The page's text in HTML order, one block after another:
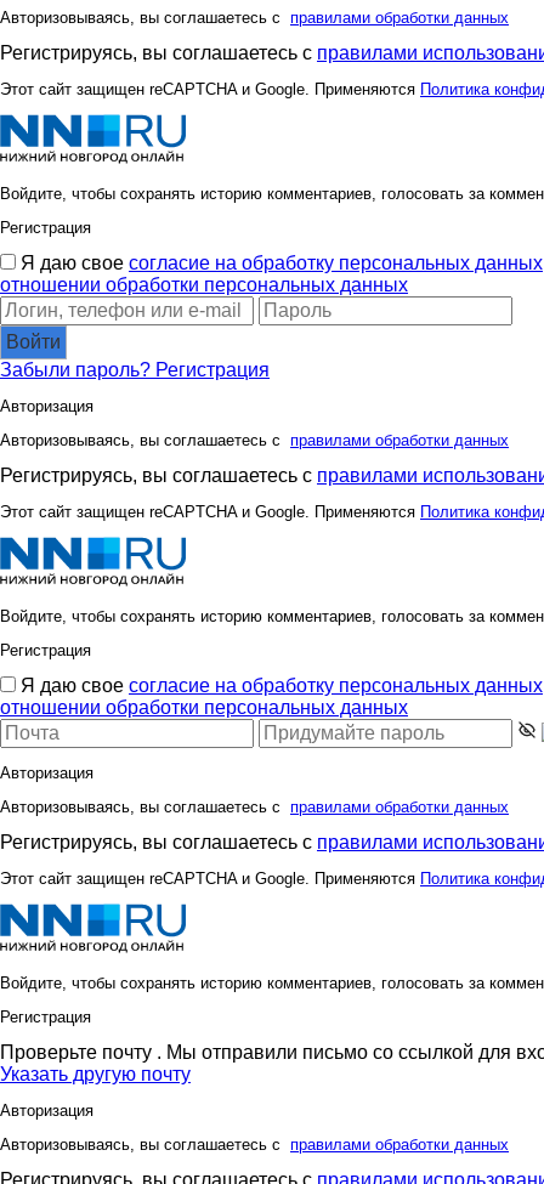
Авторизовываясь, вы соглашаетесь с правилами обработки данных
Регистрируясь, вы соглашаетесь с правилами
Этот сайт защищен reCAPTCHA и Google. Применяются Политика
Войдите, чтобы сохранять историю комментариев, голосовать за
Регистрация
Я даю свое согласие на обработку персональных данных
отношении обработки персональных данных
Войти
Забыли пароль? Регистрация
Авторизация
Авторизовываясь, вы соглашаетесь с правилами обработки данных
Регистрируясь, вы соглашаетесь с правилами
Этот сайт защищен reCAPTCHA и Google. Применяются Политика
Войдите, чтобы сохранять историю комментариев, голосовать за
Регистрация
Я даю свое согласие на обработку персональных данных
отношении обработки персональных данных
Авторизация
Авторизовываясь, вы соглашаетесь с правилами обработки данных
Регистрируясь, вы соглашаетесь с правилами
Этот сайт защищен reCAPTCHA и Google. Применяются Политика
Войдите, чтобы сохранять историю комментариев, голосовать за
Регистрация
Проверьте почту . Мы отправили письмо со ссылкой для
Указать другую почту
Авторизация
Авторизовываясь, вы соглашаетесь с правилами обработки данных
Регистрируясь, вы соглашаетесь с правилами